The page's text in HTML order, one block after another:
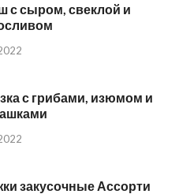
с сыром, свеклой и
с грибами, изюмом и
закусочные Ассорти